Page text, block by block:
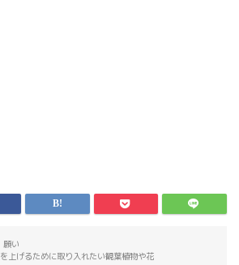
願い
上げるために取り入れたい観葉植物や花